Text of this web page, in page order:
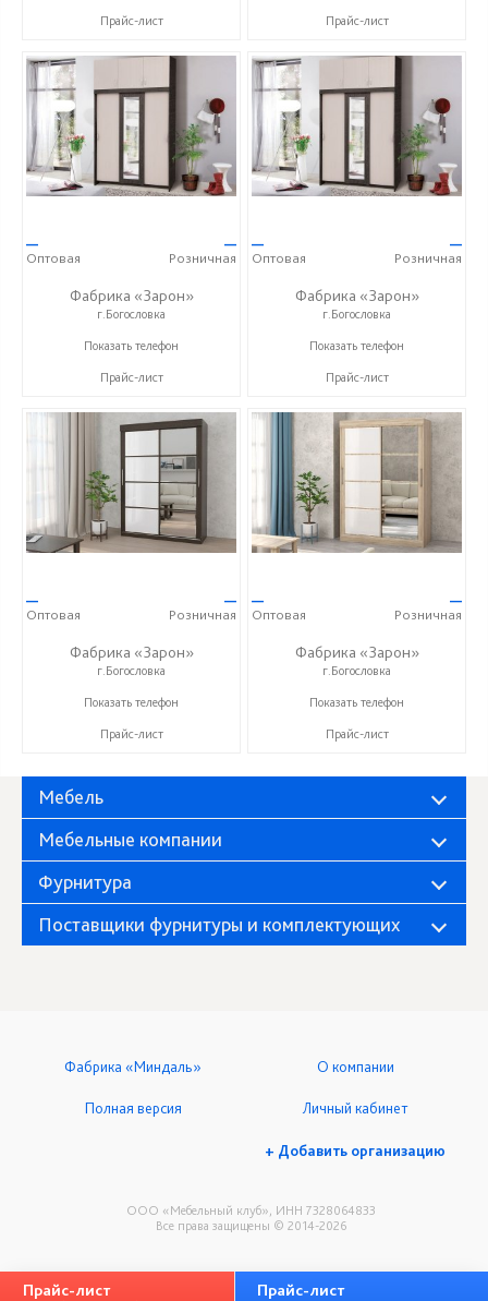
Прайс-лист Прайс-лист
—
Оптовая
—
Розничная
Фабрика «Зарон»
г.Богословка
+7 (8412) 21-50-66
Показать телефон
Прайс-лист
—
Оптовая
—
Розничная
Фабрика «Зарон»
г.Богословка
+7 (8412) 21-50-66
Показать телефон
Прайс-лист
—
Оптовая
—
Розничная
Фабрика «Зарон»
г.Богословка
+7 (8412) 21-50-66
Показать телефон
Прайс-лист
—
Оптовая
—
Розничная
Фабрика «Зарон»
г.Богословка
+7 (8412) 21-50-66
Показать телефон
Прайс-лист
Мебель
Мебельные компании
Фурнитура
Поставщики фурнитуры и комплектующих
ООО «Мебельный клуб», ИНН 7328064833
Все права защищены © 2014-2026
Фабрика «Миндаль» О компании
Полная версия Личный кабинет
+ Добавить организацию
Прайс-лист Прайс-лист